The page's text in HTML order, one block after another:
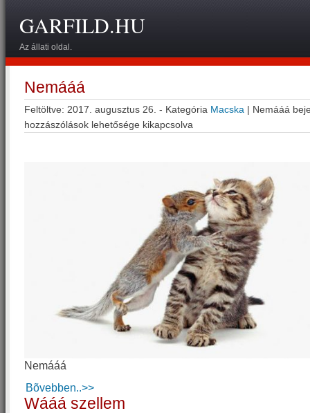
GARFILD.HU
Az állati oldal.
Nemááá
Feltöltve: 2017. augusztus 26. - Kategória Macska | Nemááá
hozzászólások lehetősége kikapcsolva
Nemááá
Bõvebben..>>
Wááá szellem